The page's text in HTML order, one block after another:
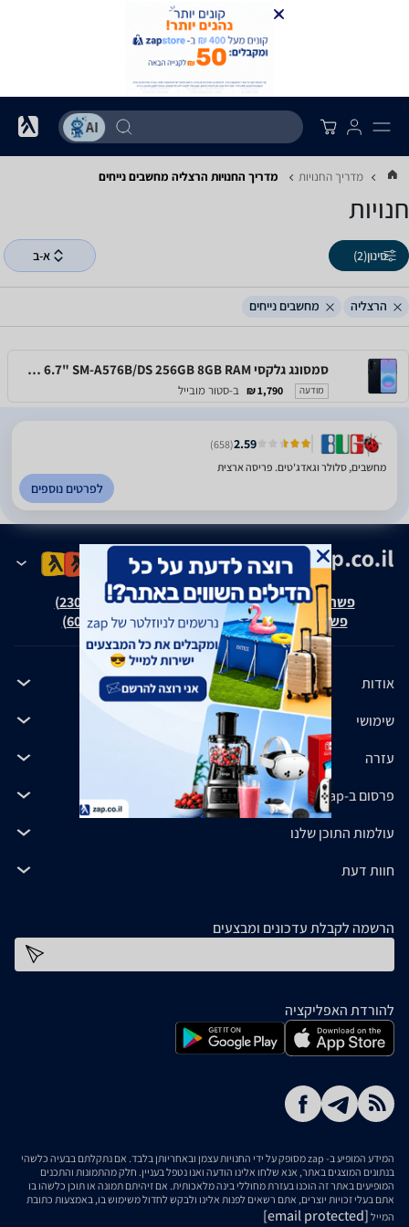
מדריך החנויות מדריך החנויות ‏הרצליה ‏מחשבים נייחים
חנויות
סינון(2) א-ב
הרצליה מחשבים נייחים
סמסונג גלקסי Samsung Galaxy A57 5G 6.7" SM-A576B/DS 256GB 8GB RAM
מודעה 1,790 ₪ ב-סטור מובייל
2.59
(658)
מחשבים, סלולר וגאדג'טים. פריסה ארצית
לפרטים נוספים
פשרה בת"צ אבנצ'יק נ' זאפ גרופ (ת"צ 23008-08-20)
פשרה בת"צ כהנים נ' זאפ גרופ (ת"צ 60371-12-19)
אודות
שימושי
עזרה
פרסום ב-zap
עולמות התוכן שלנו
חוות דעת
הרשמה לקבלת עדכונים ומבצעים
להורדת האפליקציה
המידע המופיע ב- zap מסופק על ידי החנויות עצמן ובאחריותן בלבד. אם נתקלתם בבעיה כלשהי
בנתונים המוצגים באתר, אנא שלחו אלינו הודעה ואנו נטפל בעניין. חלק מהתמונות והתכנים
המופיעים באתר זה הוכנו בעזרת מחוללי בינה מלאכותית. אם זיהיתם תמונה או תוכן כלשהו בו
אתם בעלי זכויות יוצרים, אתם רשאים לפנות אלינו ולבקש לחדול משימוש בו, באמצעות כתובת
המייל [email protected]